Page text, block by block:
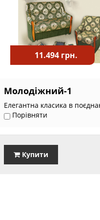
11.494 грн.
Молодіжний-1
Елегантна класика в
Порівняти
Купити